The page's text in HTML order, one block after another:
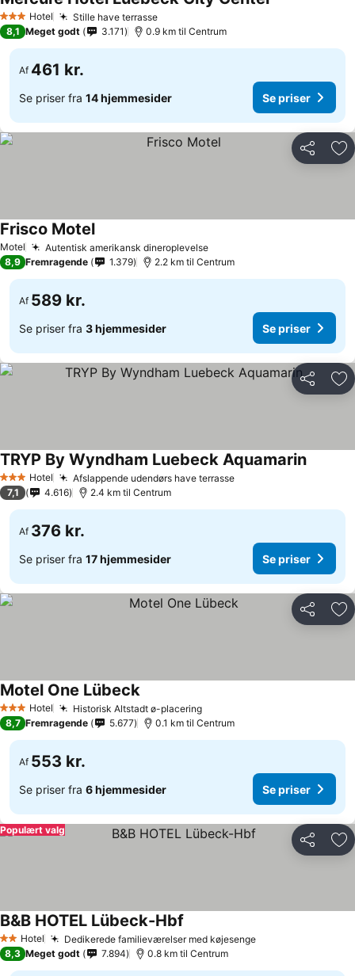
3 StjernerHotel Stille have terrasse
8,1 Meget godt 3.171 0.9 km til Centrum
Af 461 kr.
Se priser fra 14 hjemmesider Se priser
Del
Motel Autentisk amerikansk dineroplevelse
Frisco Motel
8,9 Fremragende 1.379 2.2 km til Centrum
Af 589 kr.
Se priser fra 3 hjemmesider Se priser
Del
3 StjernerHotel Afslappende udendørs have terrasse
TRYP By Wyndham Luebeck Aquamarin
7,1 4.616 2.4 km til Centrum
Af 376 kr.
Se priser fra 17 hjemmesider Se priser
Del
3 StjernerHotel Historisk Altstadt ø-placering
Motel One Lübeck
8,7 Fremragende 5.677 0.1 km til Centrum
Af 553 kr.
Se priser fra 6 hjemmesider Se priser
Del
Populært valg
2 Stjerner
Hotel Dedikerede familieværelser med køjesenge
B&B HOTEL Lübeck-Hbf
8,3 Meget godt 7.894 0.8 km til Centrum